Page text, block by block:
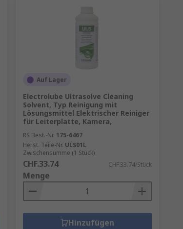
Auf Lager
Electrolube Ultrasolve Cleaning
Solvent, Typ Reinigung mit
Lösungsmittel Elektrischer Reiniger
für Leiterplatte, Kamera,
RS Best.-Nr. 175-6467
Herst. Teile-Nr. ULS01L
Zwischensumme (1 Stück)
CHF.33.74 CHF.33.74/Stück
Menge
Hinzufügen